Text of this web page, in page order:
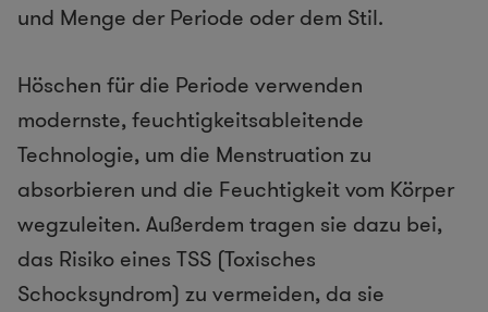
und Menge der Periode oder dem Stil.
Höschen für die Periode verwenden
modernste, feuchtigkeitsableitende
Technologie, um die Menstruation zu
absorbieren und die Feuchtigkeit vom Körper
wegzuleiten. Außerdem tragen sie dazu bei,
das Risiko eines TSS (Toxisches
Schocksyndrom) zu vermeiden, da sie